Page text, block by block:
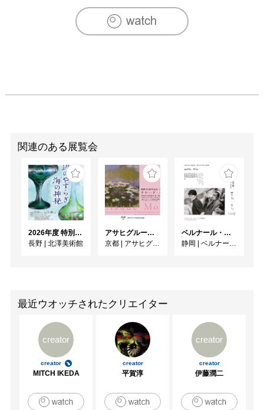
関連のある展覧会
2026年度 特別展「ガレとドーム、アール･ヌーヴォーのガラス 水辺のやすらぎ、海の神秘」
長野 | 北澤美術館
アサヒグループ大山崎山荘美術館 開館30周年記念展「没後100年 クロード・モネ」
京都 | アサヒグループ大山崎山荘美術館
ベルナール・ビュフェと写真 ーカメラがとらえたビュフェとその時代、そして21 世紀へ
静岡 | ベルナール・ビュフェ美術館
最近ウオッチされたクリエイター
creator
creator
MITCH IKEDA
creator
平賀淳
creator
creator
伊藤潤二